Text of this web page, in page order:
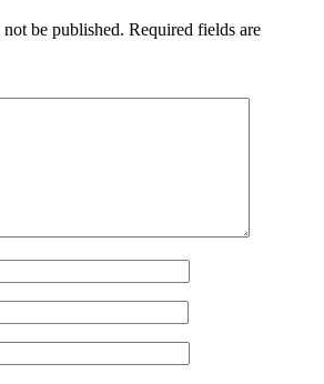
be published. Required fields are